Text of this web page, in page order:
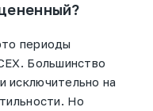
периоды
Большинство
исключительно на
Но